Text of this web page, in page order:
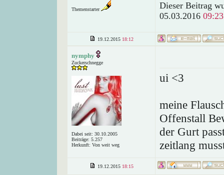
Themenstarter
Dieser Beitrag
05.03.2016 09:23
19.12.2015 18:12
nymphy
Zuckerschnegge
Dabei seit: 30.10.2005
Beiträge: 5.257
Herkunft: Von weit weg
ui <3
meine
Offenstall
der Gurt
zeitlang
19.12.2015 18:15